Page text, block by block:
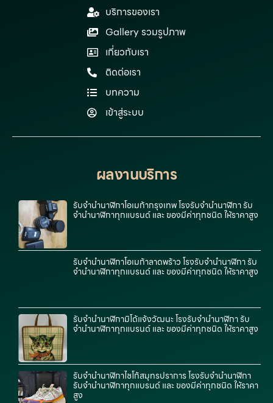
บริการของเรา
Gallery รวมรูปภาพ
เกี่ยวกับเรา
ติดต่อเรา
บทความ
เข้าสู่ระบบ
ผลงานบริการ
รับจำนำนาฬิกาโอเมก้ากรุงเทพ โรงรับจำนำนาฬิกา รับ
จำนำนาฬิกาทุกแบรนด์ และ ของมีค่าทุกชนิด ให้ราคาสูง
รับจำนำนาฬิกาโอเมก้าลาดพร้าว โรงรับจำนำนาฬิกา รับ
จำนำนาฬิกาทุกแบรนด์ และ ของมีค่าทุกชนิด ให้ราคาสูง
รับจำนำนาฬิกามิโด้แจ้งวัฒนะ โรงรับจำนำนาฬิกา รับ
จำนำนาฬิกาทุกแบรนด์ และ ของมีค่าทุกชนิด ให้ราคาสูง
รับจำนำนาฬิกาไซโก้สมุทรปราการ โรงรับจำนำนาฬิกา
รับจำนำนาฬิกาทุกแบรนด์ และ ของมีค่าทุกชนิด ให้ราคา
สูง